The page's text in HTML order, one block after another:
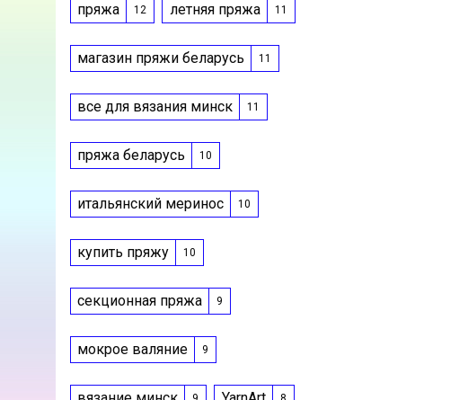
пряжа 12 летняя пряжа 11
магазин пряжи беларусь 11
все для вязания минск 11
пряжа беларусь 10
итальянский меринос 10
купить пряжу 10
секционная пряжа 9
мокрое валяние 9